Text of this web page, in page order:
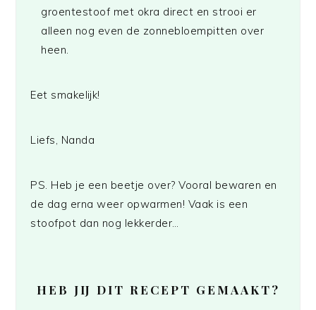
groentestoof met okra direct en strooi er
alleen nog even de zonnebloempitten over
heen.
Eet smakelijk!
Liefs, Nanda
PS. Heb je een beetje over? Vooral bewaren en
de dag erna weer opwarmen! Vaak is een
stoofpot dan nog lekkerder…
HEB JIJ DIT RECEPT GEMAAKT?